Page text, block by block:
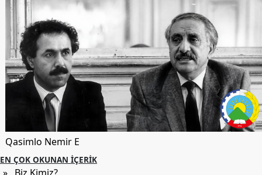
Qasimlo Nemir E
EN ÇOK OKUNAN İÇERIK